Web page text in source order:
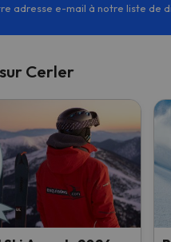
adresse e-mail à notre liste
Cerler